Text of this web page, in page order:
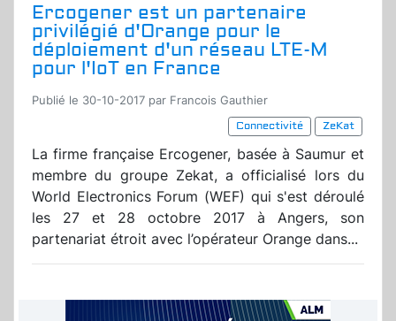
Ercogener est un partenaire
privilégié d'Orange pour le
déploiement d'un réseau LTE-M
pour l'IoT en France
Publié le 30-10-2017 par Francois Gauthier
Connectivité
ZeKat
La firme française Ercogener, basée à Saumur et
membre du groupe Zekat, a officialisé lors du
World Electronics Forum (WEF) qui s'est déroulé
les 27 et 28 octobre 2017 à Angers, son
partenariat étroit avec l’opérateur Orange dans...